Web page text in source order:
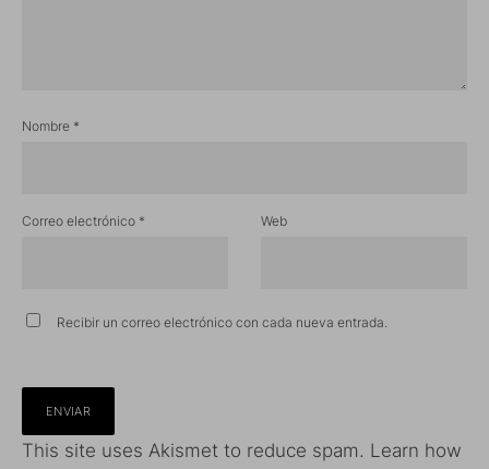
Nombre *
Correo electrónico * Web
Recibir un correo electrónico con cada nueva entrada.
This site uses Akismet to reduce spam. Learn how